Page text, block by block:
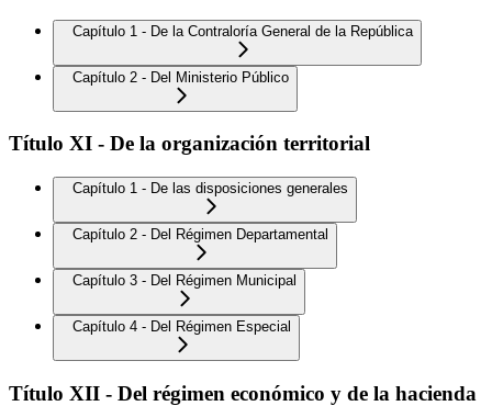
Capítulo 1 - De la Contraloría General de la República
Capítulo 2 - Del Ministerio Público
Título XI - De la organización territorial
Capítulo 1 - De las disposiciones generales
Capítulo 2 - Del Régimen Departamental
Capítulo 3 - Del Régimen Municipal
Capítulo 4 - Del Régimen Especial
Título XII - Del régimen económico y de la hacienda